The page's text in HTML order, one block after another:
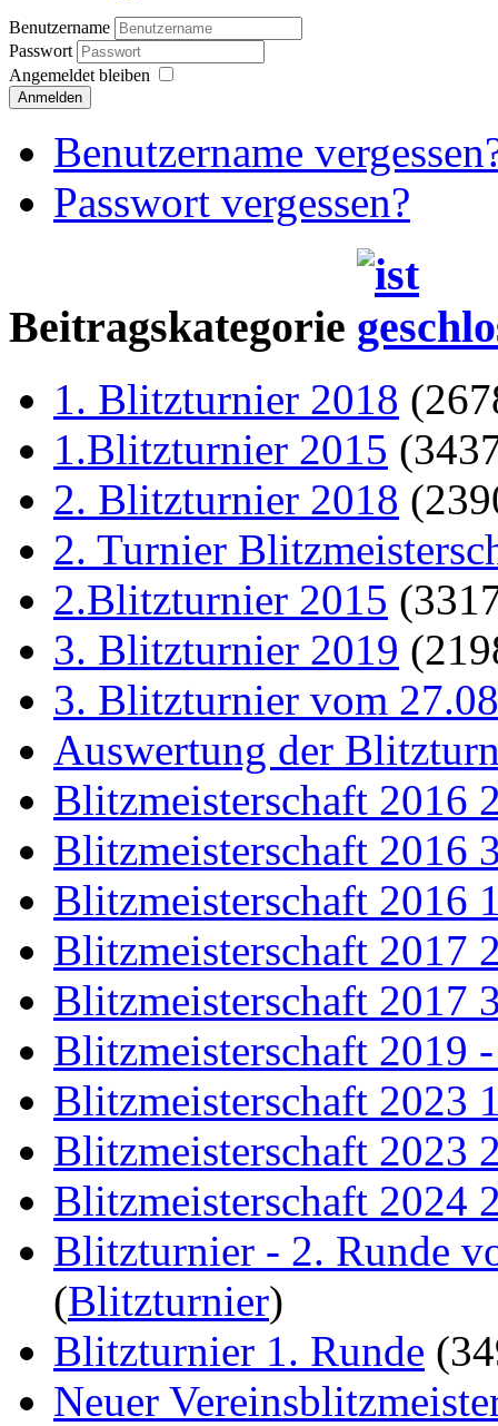
Benutzername
Passwort
Angemeldet bleiben
Anmelden
Benutzername
Passwort vergessen?
Beitragskategorie
1. Blitzturnier 2018
1.Blitzturnier 2015
2. Blitzturnier 2018
2. Turnier
2.Blitzturnier 2015
3. Blitzturnier 2019
3. Blitzturnier vom
Auswertung der
Blitzmeisterschaft 2016
Blitzmeisterschaft 2016
Blitzmeisterschaft 2016
Blitzmeisterschaft 2017
Blitzmeisterschaft 2017
Blitzmeisterschaft 2019
Blitzmeisterschaft 2023
Blitzmeisterschaft 2023
Blitzmeisterschaft 2024
Blitzturnier - 2. Runde
(Blitzturnier)
Blitzturnier 1. Runde
Neuer